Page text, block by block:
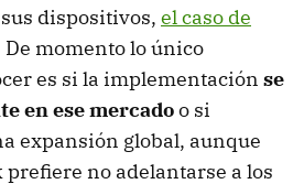
dispositivos, el caso de
momento lo único
es si la implementación se
en ese mercadoo si
expansión global, aunque
prefiere no adelantarse a los